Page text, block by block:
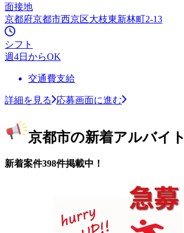
面接地
京都府京都市西京区大枝東新林町2-13
シフト
週4日からOK
交通費支給
詳細を見る 応募画面に進む
京都市の新着アルバイト
新着案件398件掲載中！